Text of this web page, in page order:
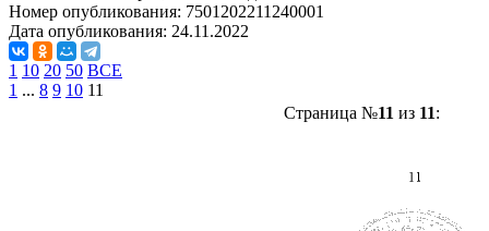
Номер опубликования: 7501202211240001
Дата опубликования: 24.11.2022
1 10 20 50 ВСЕ
1 ... 8 9 10 11
Страница №11 из 11: